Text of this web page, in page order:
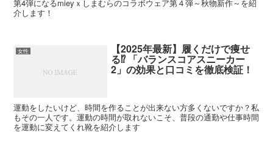
第4弾になるmieyｘしまむらのコラボウェア第４弾～秋物新作～を紹
介します！
女性 【2025年最新】履くだけで痩せ
る⁉ 「バランスコアスニーカー
2」の効果と口コミを徹底検証！
運動をしたいけど、時間を作ることが出来ない方多くないですか？私
もその一人です。運動の時間が取れないこそ、普段の通勤や仕事時間
を運動に変えてくれ靴を紹介します